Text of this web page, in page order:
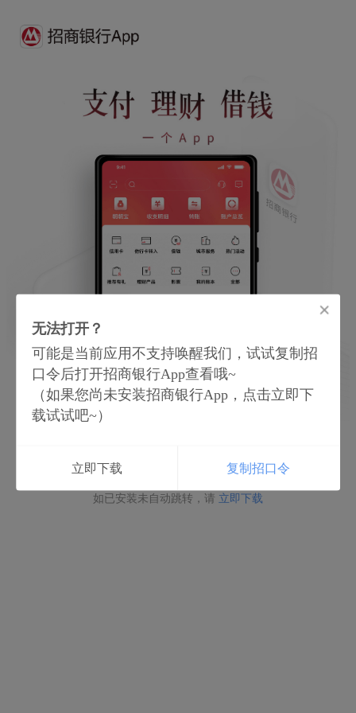
无法打开？
可能是当前应用不支持唤醒我们，试试复制招
口令后打开招商银行App查看哦~
（如果您尚未安装招商银行App，点击立即下
载试试吧~）
立即下载 复制招口令
如已安装未自动跳转，请 立即下载